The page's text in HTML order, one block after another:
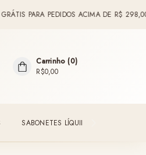
PEDIDOS ACIMA DE R$ 298,00
Carrinho (0)
R$0,00
SABONETES LÍQUIDOS